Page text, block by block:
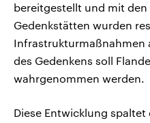
bereitgestellt und mit
Gedenkstätten wurden
Infrastrukturmaßnahmen
des Gedenkens soll
wahrgenommen werden.
Diese Entwicklung